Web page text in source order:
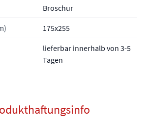
Broschur
175x255
lieferbar innerhalb von 3-5
Tagen